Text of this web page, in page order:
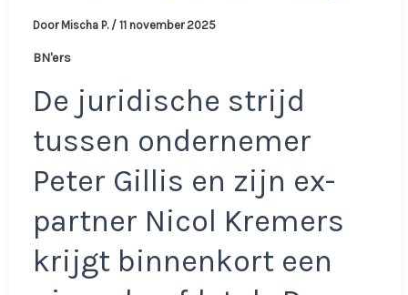
Door Mischa P. / 11 november 2025
BN'ers
De juridische strijd
tussen ondernemer
Peter Gillis en zijn ex-
partner Nicol Kremers
krijgt binnenkort een